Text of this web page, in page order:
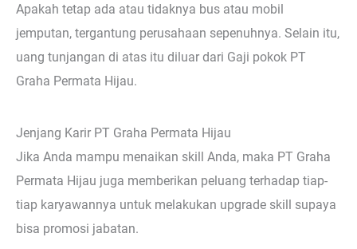
Apakah tetap ada atau tidaknya bus atau mobil
jemputan, tergantung perusahaan sepenuhnya. Selain itu,
uang tunjangan di atas itu diluar dari Gaji pokok PT
Graha Permata Hijau.
Jenjang Karir PT Graha Permata Hijau
Jika Anda mampu menaikan skill Anda, maka PT Graha
Permata Hijau juga memberikan peluang terhadap tiap-
tiap karyawannya untuk melakukan upgrade skill supaya
bisa promosi jabatan.